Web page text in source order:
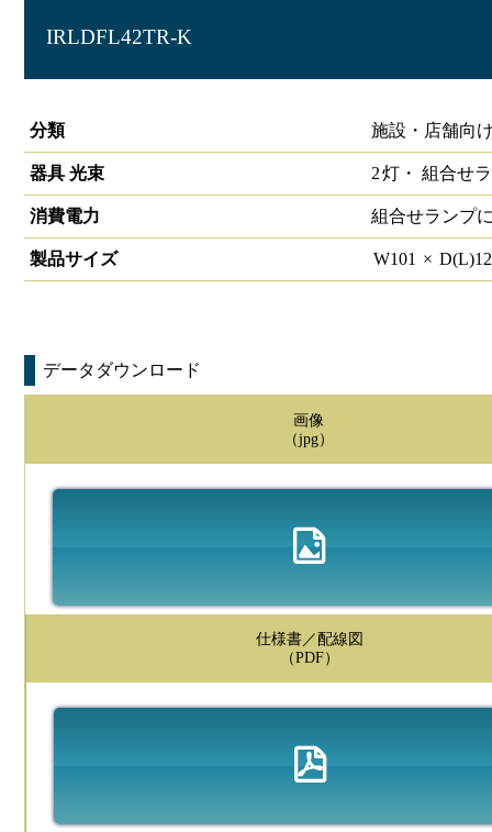
IRLDFL42TR-K
分類
施設・店舗向
器具 光束 2灯・ 組合せ
消費電力 組合せランプ
製品サイズ W101 × D(L)
データダウンロード
画像
（jpg）
仕様書／配線図
（PDF）